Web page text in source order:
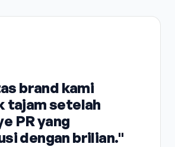
brand kami
tajam setelah
PR yang
dengan brilian."